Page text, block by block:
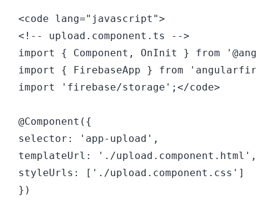
<code lang="javascript">
<!-- upload.component.ts -->
import { Component, OnInit } from
import { FirebaseApp } from
import 'firebase/storage';</code>
@Component({
selector: 'app-upload',
templateUrl: './upload.component.html',
styleUrls: ['./upload.component.css']
})